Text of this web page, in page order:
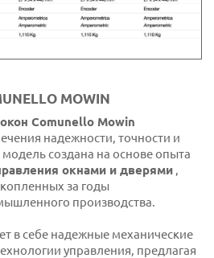
MOWIN
Comunello Mowin
надежности, точности и
создана на основе опыта
окнами и дверями ,
за годы
производства.
в себе надежные механические
управления, предлагая